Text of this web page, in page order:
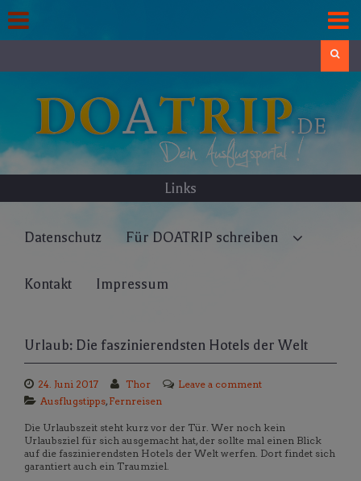
to
content
Links
Datenschutz Für DOATRIP schreiben
Kontakt Impressum
Urlaub: Die faszinierendsten Hotels der Welt
24. Juni 2017 Thor
Leave a comment
Ausflugstipps, Fernreisen
Die Urlaubszeit steht kurz vor der Tür. Wer noch kein
Urlaubsziel für sich ausgemacht hat, der sollte mal einen Blick
auf die faszinierendsten Hotels der Welt werfen. Dort findet sich
garantiert auch ein Traumziel.